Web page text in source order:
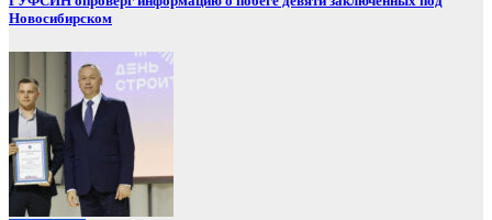
Новосибирском